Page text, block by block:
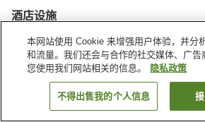
酒店设施
Wi-Fi
包间餐
休息室
咖啡厅
搜索客房
本网站使用 Cookie 来增强用户体验，并分
和流量。我们还会与合作的社交媒体、广告
您使用我们网站相关的信息。
隐私政策
不得出售我的个人信息